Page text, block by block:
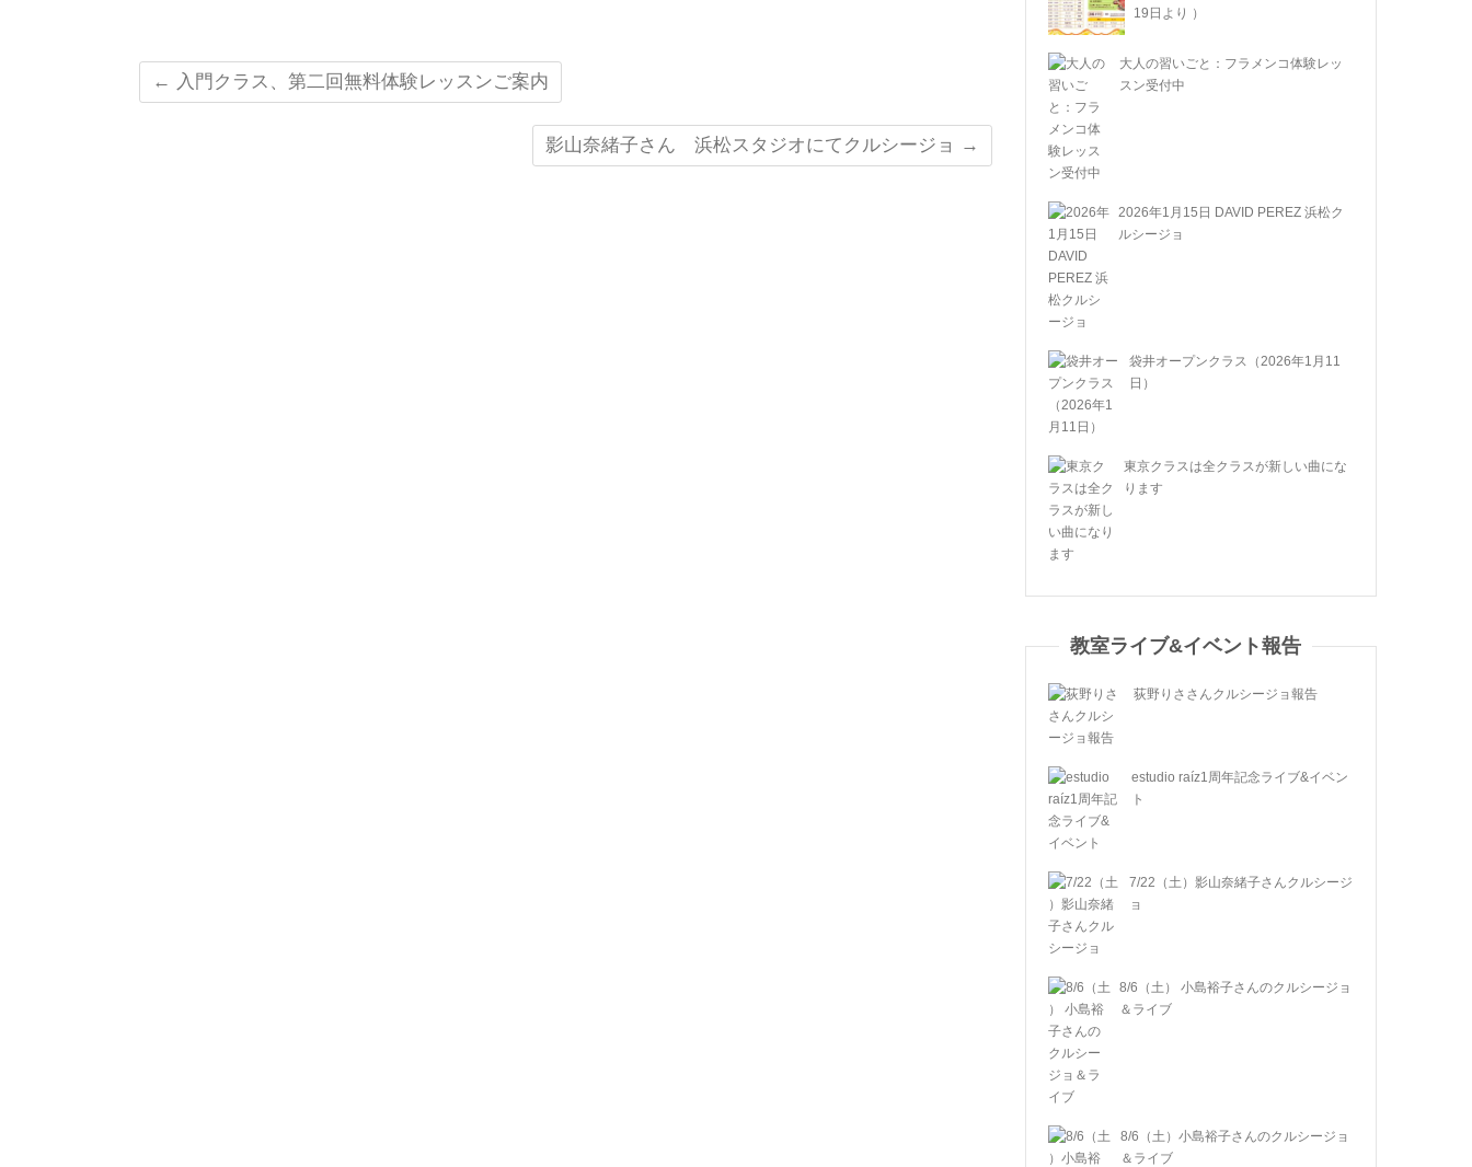
← 入門クラス、第二回無料体験レッスンご案内
影山奈緒子さん 浜松スタジオにてクルシージョ →
19日より ）
大人の習いごと：フラメンコ体験レッ
スン受付中
2026年1月15日 DAVID PEREZ 浜松ク
ルシージョ
袋井オープンクラス（2026年1月11
日）
東京クラスは全クラスが新しい曲にな
ります
教室ライブ&イベント報告
荻野りささんクルシージョ報告
estudio raíz1周年記念ライブ&イベン
ト
7/22（土）影山奈緒子さんクルシージ
ョ
8/6（土） 小島裕子さんのクルシージョ
＆ライブ
8/6（土）小島裕子さんのクルシージョ
＆ライブ